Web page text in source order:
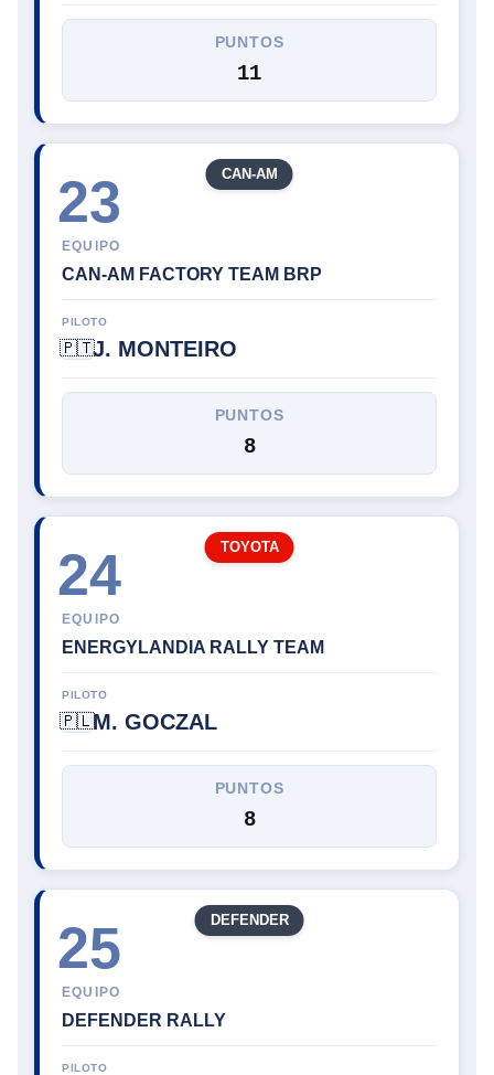
PUNTOS
11
23
EQUIPO
CAN-AM FACTORY TEAM BRP
CAN-AM
PILOTO
🇵🇹J. MONTEIRO
PUNTOS
8
24
EQUIPO
ENERGYLANDIA RALLY TEAM
TOYOTA
PILOTO
🇵🇱M. GOCZAL
PUNTOS
8
25
EQUIPO
DEFENDER RALLY
DEFENDER
PILOTO